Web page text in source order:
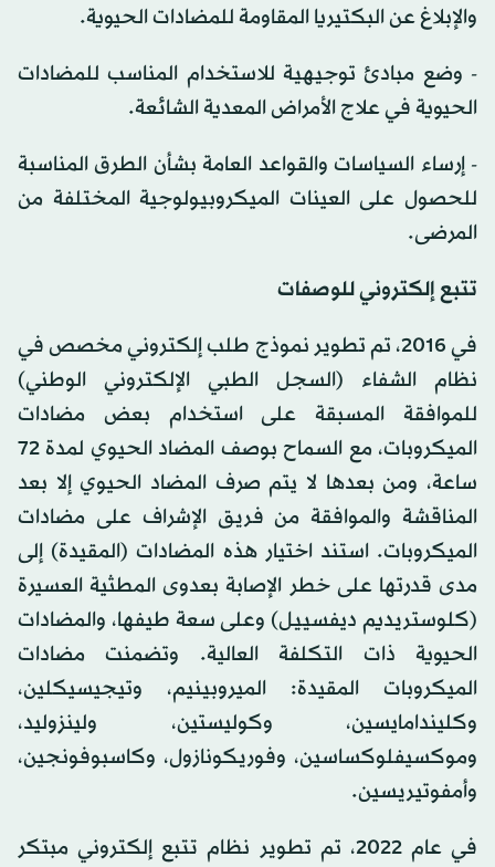
والإبلاغ عن البكتيريا المقاومة للمضادات الحيوية.
- وضع مبادئ توجيهية للاستخدام المناسب للمضادات
الحيوية في علاج الأمراض المعدية الشائعة.
- إرساء السياسات والقواعد العامة بشأن الطرق المناسبة
للحصول على العينات الميكروبيولوجية المختلفة من
المرضى.
تتبع إلكتروني للوصفات
في 2016، تم تطوير نموذج طلب إلكتروني مخصص في
نظام الشفاء (السجل الطبي الإلكتروني الوطني)
للموافقة المسبقة على استخدام بعض مضادات
الميكروبات، مع السماح بوصف المضاد الحيوي لمدة 72
ساعة، ومن بعدها لا يتم صرف المضاد الحيوي إلا بعد
المناقشة والموافقة من فريق الإشراف على مضادات
الميكروبات. استند اختيار هذه المضادات (المقيدة) إلى
مدى قدرتها على خطر الإصابة بعدوى المطثية العسيرة
(كلوستريديم ديفسييل) وعلى سعة طيفها، والمضادات
الحيوية ذات التكلفة العالية. وتضمنت مضادات
الميكروبات المقيدة: الميروبينيم، وتيجيسيكلين،
وكليندامايسين، وكوليستين، ولينزوليد،
وموكسيفلوكساسين، وفوريكونازول، وكاسبوفونجين،
وأمفوتيريسين.
في عام 2022، تم تطوير نظام تتبع إلكتروني مبتكر